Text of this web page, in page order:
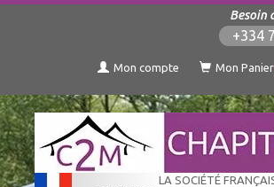
Besoin
+334
Mon compte Mon Panier
LA SOCIÉTÉ